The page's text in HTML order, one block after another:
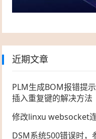
近期文章
PLM生成BOM报错提
插入重复键的解决方法
修改linxu websocket
DSM系统500错误时，